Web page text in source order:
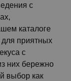
с
каталоге
приятных
с
них бережно
выбор как